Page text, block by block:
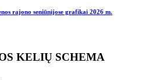
rajono seniūnijose grafikai 2026 m.
KELIŲ SCHEMA